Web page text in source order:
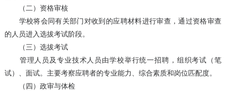
（二）资格审核
学校将会同有关部门对收到的应聘材料进行审查，通过资格审查
的人员进入选拔考试阶段。
（三）选拔考试
管理人员及专业技术人员由学校举行统一招聘，组织考试（笔
试）、面试。主要考察应聘者的专业能力、综合素质和岗位匹配度。
（四）政审与体检